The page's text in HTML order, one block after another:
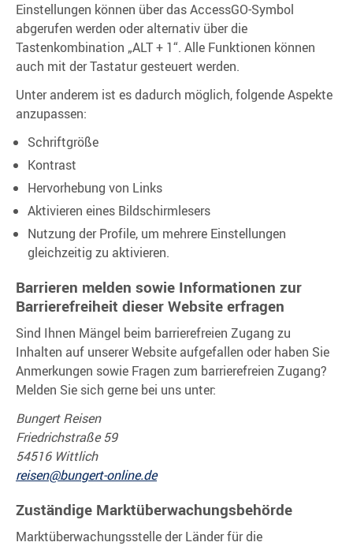
Einstellungen können über das AccessGO-Symbol
abgerufen werden oder alternativ über die
Tastenkombination „ALT + 1“. Alle Funktionen können
auch mit der Tastatur gesteuert werden.
Unter anderem ist es dadurch möglich, folgende Aspekte
anzupassen:
Schriftgröße
Kontrast
Hervorhebung von Links
Aktivieren eines Bildschirmlesers
Nutzung der Profile, um mehrere Einstellungen
gleichzeitig zu aktivieren.
Barrieren melden sowie Informationen zur
Barrierefreiheit dieser Website erfragen
Sind Ihnen Mängel beim barrierefreien Zugang zu
Inhalten auf unserer Website aufgefallen oder haben Sie
Anmerkungen sowie Fragen zum barrierefreien Zugang?
Melden Sie sich gerne bei uns unter:
Bungert Reisen
Friedrichstraße 59
54516 Wittlich
reisen@bungert-online.de
Zuständige Marktüberwachungsbehörde
Marktüberwachungsstelle der Länder für die